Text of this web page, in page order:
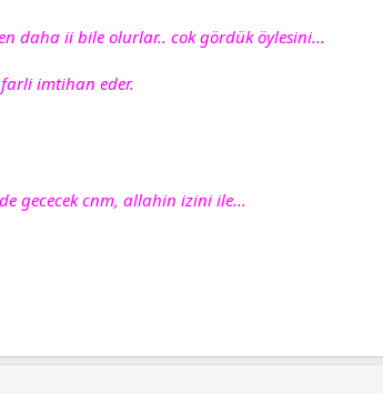
daha ii bile olurlar.. cok gördük öylesini...
imtihan eder.
gececek cnm, allahin izini ile...